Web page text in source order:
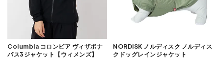
Columbia コロンビア ヴィザボナ
パス3ジャケット【ウィメンズ】
NORDISK ノルディスク ノルディス
クドッグレインジャケット